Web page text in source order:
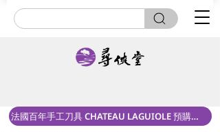
法國百年手工刀具 CHATEAU LAGUIOLE 預購中！